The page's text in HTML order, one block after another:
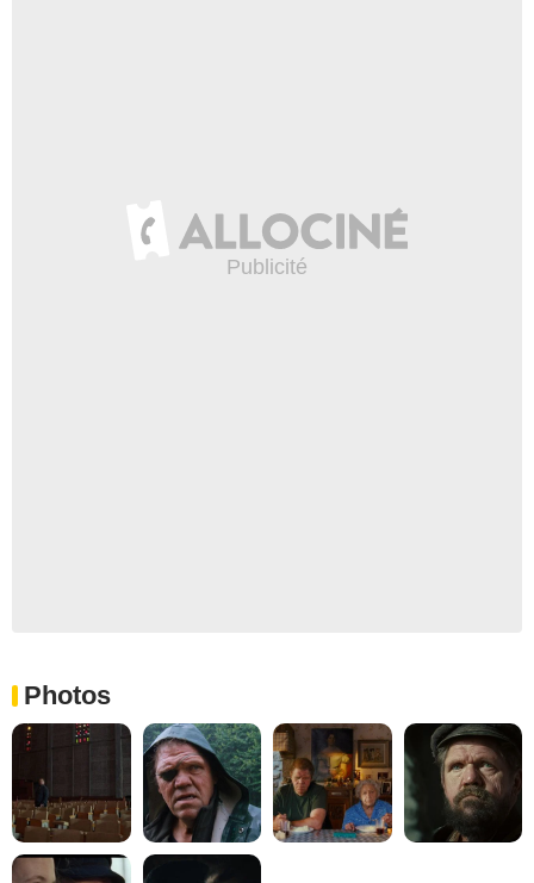
Photos